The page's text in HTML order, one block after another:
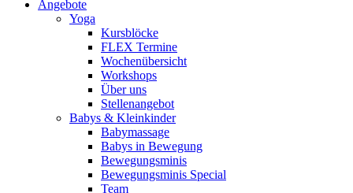
Angebote
Yoga
Kursblöcke
FLEX Termine
Wochenübersicht
Workshops
Über uns
Stellenangebot
Babys & Kleinkinder
Babymassage
Babys in Bewegung
Bewegungsminis
Bewegungsminis Special
Team